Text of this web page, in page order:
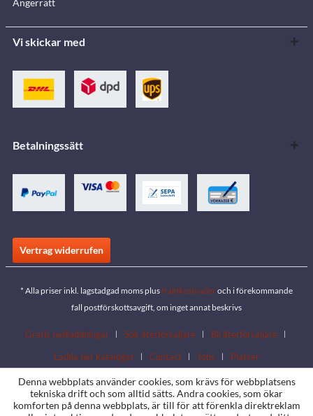
Ångerrätt
Vi skickar med
Betalningssätt
Vertrag widerrufen
* Alla priser inkl. lagstadgad moms plusfraktkostnaderoch i förekommande
fall postförskottsavgift, om inget annat beskrivs
Gratis nedladdningar Sök återförsäljare
Bli återförsäljare
Ladda ner kataloger
Contact Jobs Platser
Denna webbplats använder cookies, som krävs för webbplatsens
tekniska drift och som alltid sätts. Andra cookies, som ökar
komforten på denna webbplats, är till för att förenkla direktreklam